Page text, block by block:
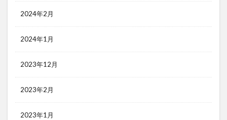
2024年2月
2024年1月
2023年12月
2023年2月
2023年1月